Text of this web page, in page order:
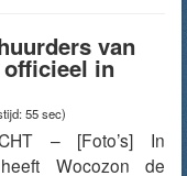
van
in
55 sec)
– [Foto’s] In
Wocozon de